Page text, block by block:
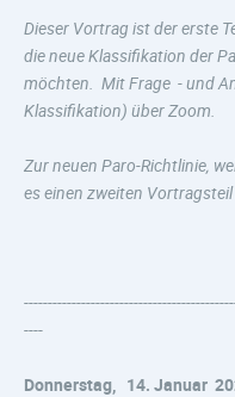
Dieser Vortrag ist der erste
die neue Klassifikation der
möchten. Mit Frage - und
Klassifikation) über Zoom.
Zur neuen Paro-Richtlinie,
es einen zweiten
----
Donnerstag, 14. Januar